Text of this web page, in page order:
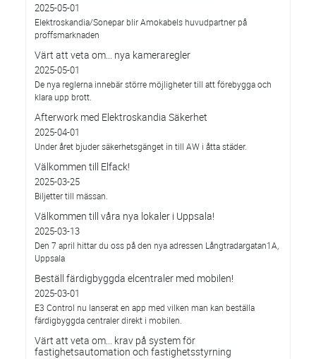
2025-05-01
Elektroskandia/Sonepar blir Amokabels huvudpartner på
proffsmarknaden
Värt att veta om... nya kameraregler
2025-05-01
De nya reglerna innebär större möjligheter till att förebygga och
klara upp brott.
Afterwork med Elektroskandia Säkerhet
2025-04-01
Under året bjuder säkerhetsgänget in till AW i åtta städer.
Välkommen till Elfack!
2025-03-25
Biljetter till mässan.
Välkommen till våra nya lokaler i Uppsala!
2025-03-13
Den 7 april hittar du oss på den nya adressen Långtradargatan1A,
Uppsala
Beställ färdigbyggda elcentraler med mobilen!
2025-03-01
E3 Control nu lanserat en app med vilken man kan beställa
färdigbyggda centraler direkt i mobilen.
Värt att veta om... krav på system för
fastighetsautomation och fastighetsstyrning